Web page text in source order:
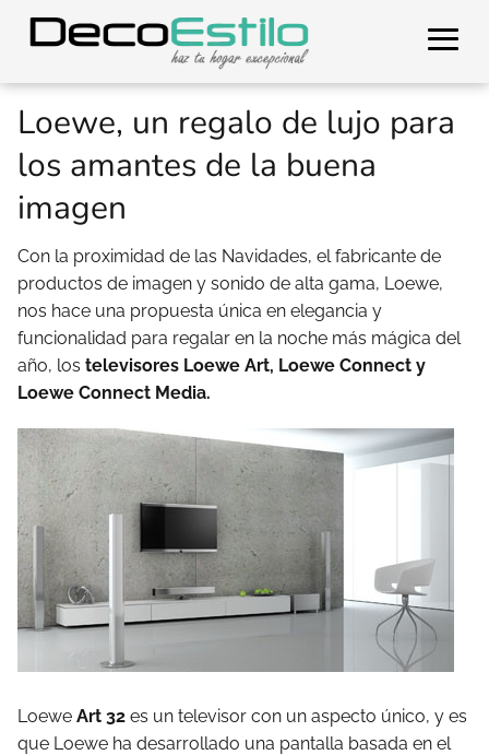
Loewe, un regalo de lujo para
los amantes de la buena
imagen
Con la proximidad de las Navidades, el fabricante de
productos de imagen y sonido de alta gama, Loewe,
nos hace una propuesta única en elegancia y
funcionalidad para regalar en la noche más mágica del
año, los televisores Loewe Art, Loewe Connect y
Loewe Connect Media.
Loewe Art 32 es un televisor con un aspecto único, y es
que Loewe ha desarrollado una pantalla basada en el